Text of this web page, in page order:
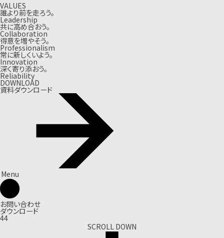
VALUES
誰より前を走ろう。
Leadership
共に高め合おう。
Collaboration
得意を増やそう。
Professionalism
常に新しくいよう。
Innovation
深く寄り添おう。
Reliability
DOWNLOAD
資料ダウンロード
Menu
お問い合わせ
ダウンロード
44
SCROLL DOWN